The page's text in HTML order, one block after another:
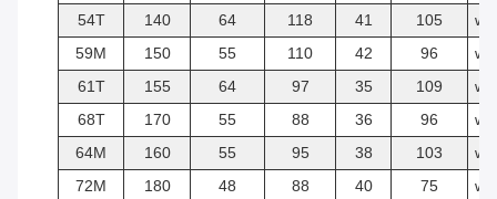
54T
140 64 118 41 105
w/y
59M
150 55 110 42 96
w/y
61T
155 64 97 35 109
w/y
68T
170 55 88 36 96
w/y
64M
160 55 95 38 103
w/y
72M
180 48 88 40 75
w/y